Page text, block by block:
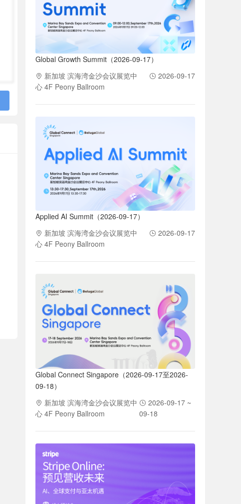
Global Growth Summit（2026-09-17）
新加坡 滨海湾金沙会议展览中
心 4F Peony Ballroom
2026-09-17
Applied AI Summit（2026-09-17）
新加坡 滨海湾金沙会议展览中
心 4F Peony Ballroom
2026-09-17
Global Connect Singapore（2026-09-17至2026-
09-18）
新加坡 滨海湾金沙会议展览中
心 4F Peony Ballroom
2026-09-17 ~
09-18